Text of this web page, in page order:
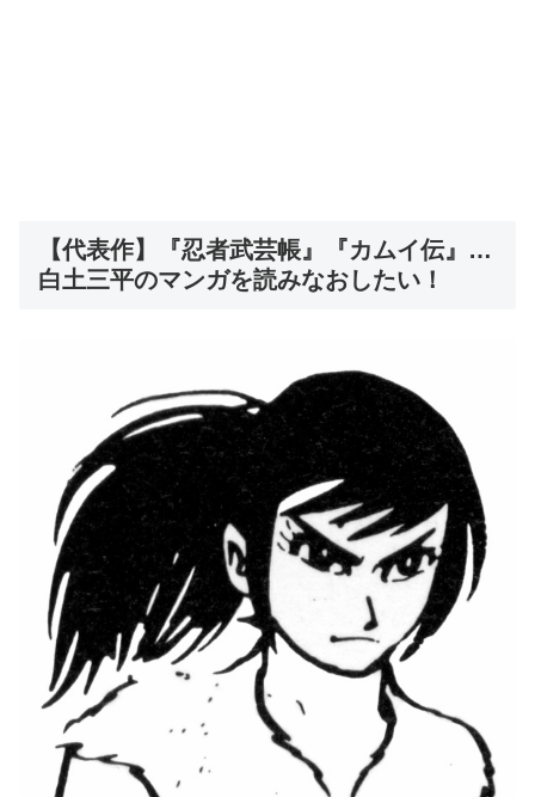
【代表作】『忍者武芸帳』『カムイ伝』…
白土三平のマンガを読みなおしたい！